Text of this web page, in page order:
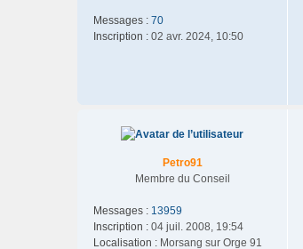
Messages : 70
Inscription : 02 avr. 2024, 10:50
Petro91
Membre du Conseil
Messages : 13959
Inscription : 04 juil. 2008, 19:54
Localisation : Morsang sur Orge 91